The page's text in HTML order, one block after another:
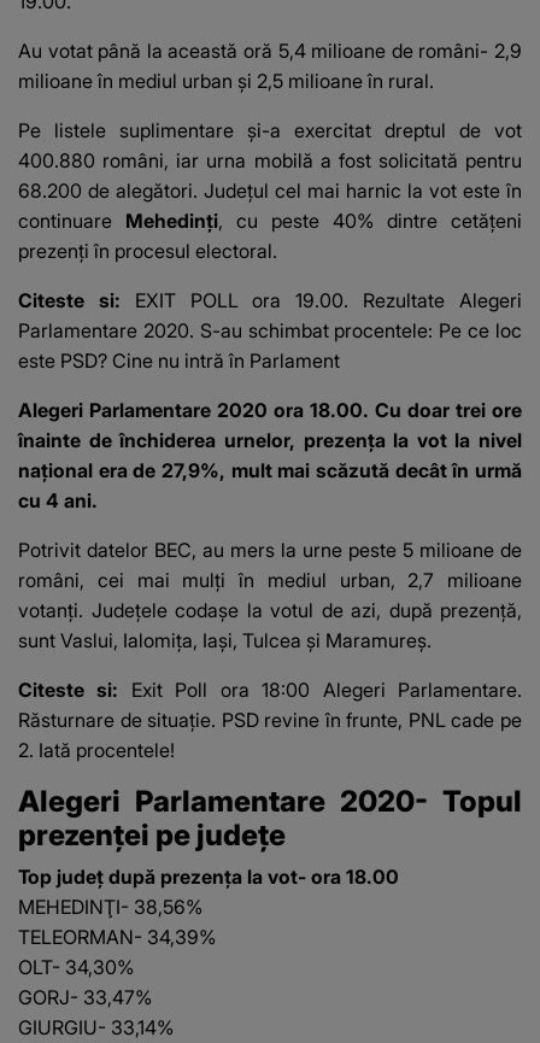
Au votat până la această oră 5,4 milioane de români- 2,9
milioane în mediul urban și 2,5 milioane în rural.
Pe listele suplimentare și-a exercitat dreptul de vot
400.880 români, iar urna mobilă a fost solicitată pentru
68.200 de alegători. Județul cel mai harnic la vot este în
continuare Mehedinți, cu peste 40% dintre cetățeni
prezenți în procesul electoral.
Citeste si: EXIT POLL ora 19.00. Rezultate Alegeri
Parlamentare 2020. S-au schimbat procentele: Pe ce loc
este PSD? Cine nu intră în Parlament
Alegeri Parlamentare 2020 ora 18.00. Cu doar trei ore
înainte de închiderea urnelor, prezența la vot la nivel
național era de 27,9%, mult mai scăzută decât în urmă
cu 4 ani.
Potrivit datelor BEC, au mers la urne peste 5 milioane de
români, cei mai mulți în mediul urban, 2,7 milioane
votanți. Județele codașe la votul de azi, după prezență,
sunt Vaslui, Ialomița, Iași, Tulcea și Maramureș.
Citeste si: Exit Poll ora 18:00 Alegeri Parlamentare.
Răsturnare de situație. PSD revine în frunte, PNL cade pe
2. Iată procentele!
Alegeri Parlamentare 2020- Topul
prezenței pe județe
Top județ după prezența la vot- ora 18.00
MEHEDINŢI- 38,56%
TELEORMAN- 34,39%
OLT- 34,30%
GORJ- 33,47%
GIURGIU- 33,14%